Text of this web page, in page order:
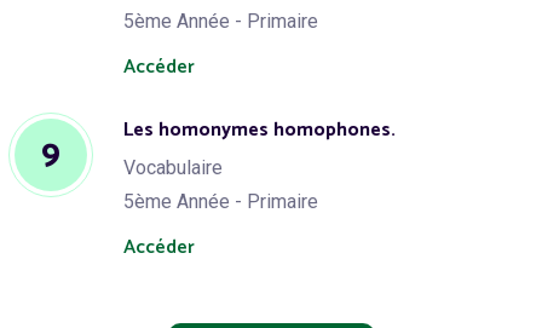
5ème Année - Primaire
Accéder
9 Les homonymes homophones.
Vocabulaire
5ème Année - Primaire
Accéder